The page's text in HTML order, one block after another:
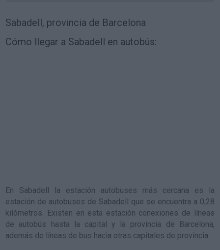
Sabadell, provincia de Barcelona
Cómo llegar a Sabadell en autobús:
En Sabadell la estación autobuses más cercana es la
estación de autobuses de Sabadell que se encuentra a 0,28
kilómetros. Existen en esta estación conexiones de líneas
de autobús hasta la capital y la provincia de Barcelona,
además de líneas de bus hacia otras capitales de provincia.